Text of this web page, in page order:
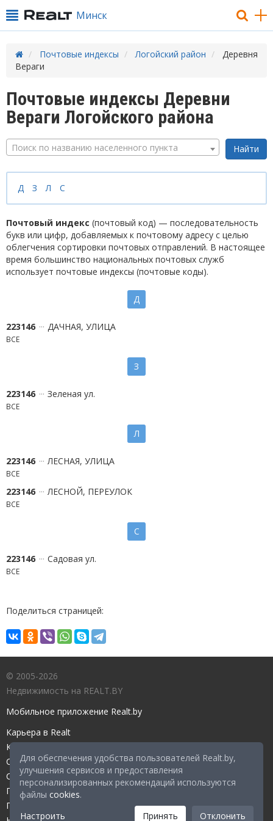
Для обеспечения удобства пользователей Realt.by,
улучшения сервисов и предоставления
персонализированных рекомендаций используются
файлы cookies.
Настроить
Принять Отклонить
Минск
Почтовые индексы Логойский район
Деревня
Вераги
Почтовые индексы Деревни
Вераги Логойского района
Поиск по названию населенного пункта
Д З Л С
Почтовый индекс (почтовый код) — последовательность
букв или цифр, добавляемых к почтовому адресу с целью
облегчения сортировки почтовых отправлений. В настоящее
время большинство национальных почтовых служб
использует почтовые индексы (почтовые коды).
Д
223146 ДАЧНАЯ, УЛИЦА
ВСЕ
З
223146 Зеленая ул.
ВСЕ
Л
223146 ЛЕСНАЯ, УЛИЦА
ВСЕ
223146 ЛЕСНОЙ, ПЕРЕУЛОК
ВСЕ
С
223146 Садовая ул.
ВСЕ
Поделиться страницей:
© 2005-2026
Недвижимость на REALT.BY
Мобильное приложение Realt.by
Карьера в Realt
Контакты редакции
Справочный центр
Служба поддержки
Прейскурант
Правовые документы